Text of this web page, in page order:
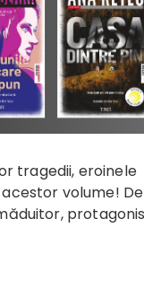
tragedii, eroinele
volume!